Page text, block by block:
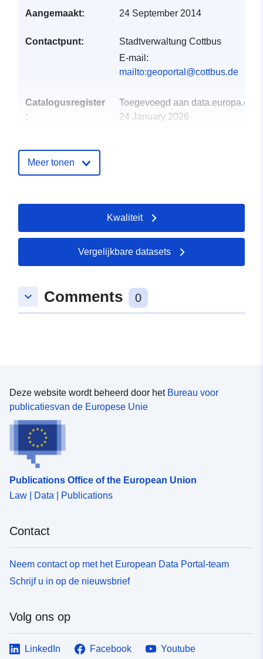
Aangemaakt: 24 September 2014
Contactpunt:
Stadtverwaltung Cottbus
E-mail:
mailto:geoportal@cottbus.de
Catalogusregister
:
Toegevoegd aan data.europa.eu:
24 January 2026
Ruimtelijk:
14.445, 51.69 ], [ 14.265,
Soort: Polygon
Ruimtelijk
Identificatoren:
https://registry.gdi-
Meer tonen
Kwaliteit
Vergelijkbare datasets
keyboard_arrow_down Comments 0
Deze website wordt beheerd door het Bureau voor
publicatiesvan de Europese Unie
Publications Office of the European Union
Law | Data | Publications
Contact
Neem contact op met het European Data Portal-team
Schrijf u in op de nieuwsbrief
Volg ons op
LinkedIn Facebook
Youtube